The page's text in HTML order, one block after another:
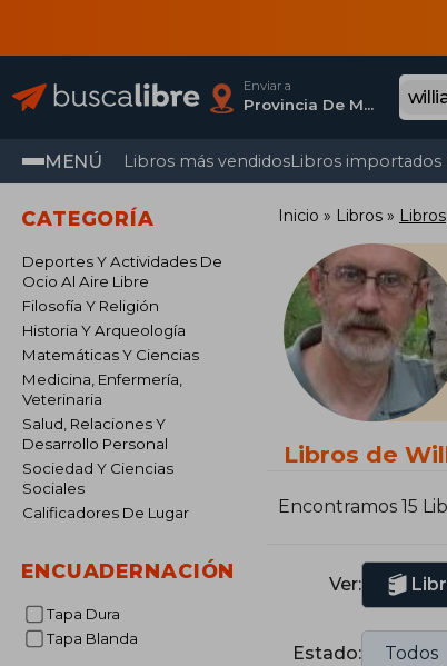
Enviar a
Provincia De Madrid
MENÚ Libros más vendidosLibros importados
CATEGORÍA
Deportes Y Actividades De
Ocio Al Aire Libre
Filosofía Y Religión
Historia Y Arqueología
Matemáticas Y Ciencias
Medicina, Enfermería,
Veterinaria
Salud, Relaciones Y
Desarrollo Personal
Sociedad Y Ciencias
Sociales
Calificadores De Lugar
ENCUADERNACIÓN
Tapa Dura
Tapa Blanda
Inicio Libros Libros
Libros de
Encontramos 15
Ver:
Estado: Todos